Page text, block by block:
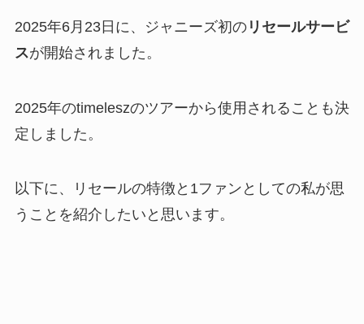
2025年6月23日に、ジャニーズ初のリセールサービ
スが開始されました。
2025年のtimeleszのツアーから使用されることも決
定しました。
以下に、リセールの特徴と1ファンとしての私が思
うことを紹介したいと思います。